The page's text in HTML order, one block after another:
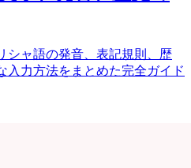
シャ語の発音、表記規則、歴
入力方法をまとめた完全ガイド